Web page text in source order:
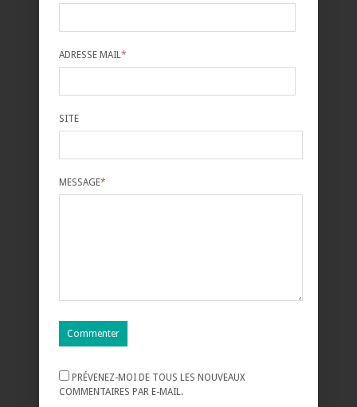
ADRESSE MAIL *
SITE
MESSAGE*
PRÉVENEZ-MOI DE TOUS LES NOUVEAUX
COMMENTAIRES PAR E-MAIL.